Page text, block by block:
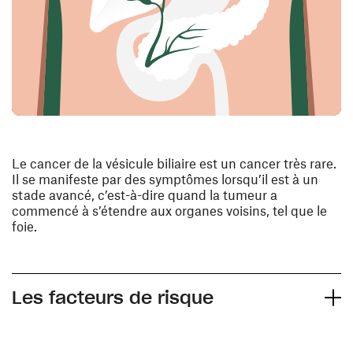
Le cancer de la vésicule biliaire est un cancer très rare.
Il se manifeste par des symptômes lorsqu’il est à un
stade avancé, c’est-à-dire quand la tumeur a
commencé à s’étendre aux organes voisins, tel que le
foie.
Les facteurs de risque